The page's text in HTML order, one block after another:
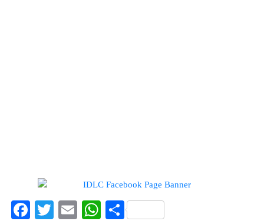
Facebook
TwitterEmailWhatsApp
Share